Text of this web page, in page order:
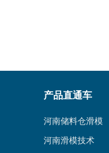
产品直通车
河南储料仓滑模
河南滑模技术